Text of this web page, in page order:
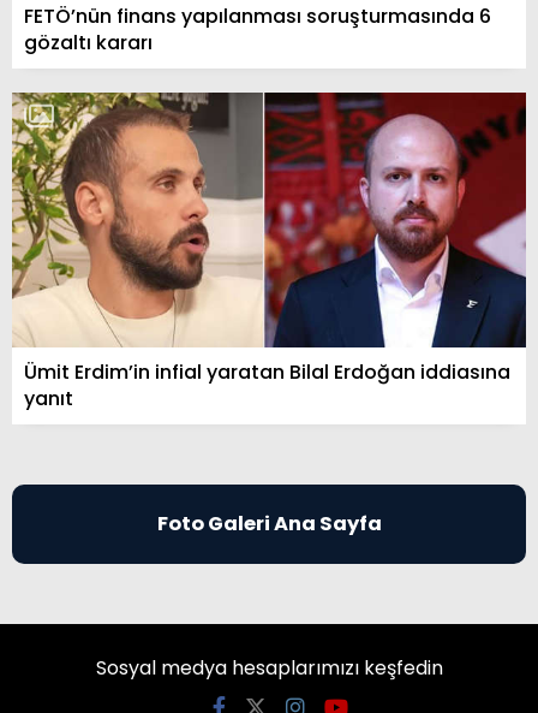
FETÖ’nün finans yapılanması soruşturmasında 6
gözaltı kararı
Ümit Erdim’in infial yaratan Bilal Erdoğan iddiasına
yanıt
Foto Galeri Ana Sayfa
Sosyal medya hesaplarımızı keşfedin